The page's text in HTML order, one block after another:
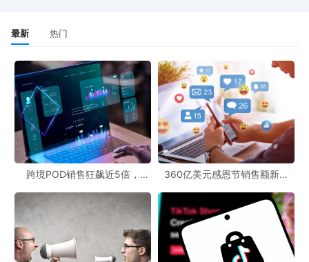
最新 热门
跨境POD销售狂飙近5倍，
360亿美元感恩节销售额新纪
新风潮！